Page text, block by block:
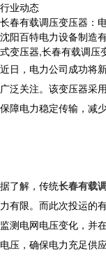
行业动态
长春有载调压变压器：
沈阳百特电力设备制造
式变压器,长春有载调压
近日，电力公司成功将
广泛关注。该变压器采
保障电力稳定传输，减
据了解，传统长春有载
力有限。而此次投运的
监测电网电压变化，并
电压，确保电力充足供